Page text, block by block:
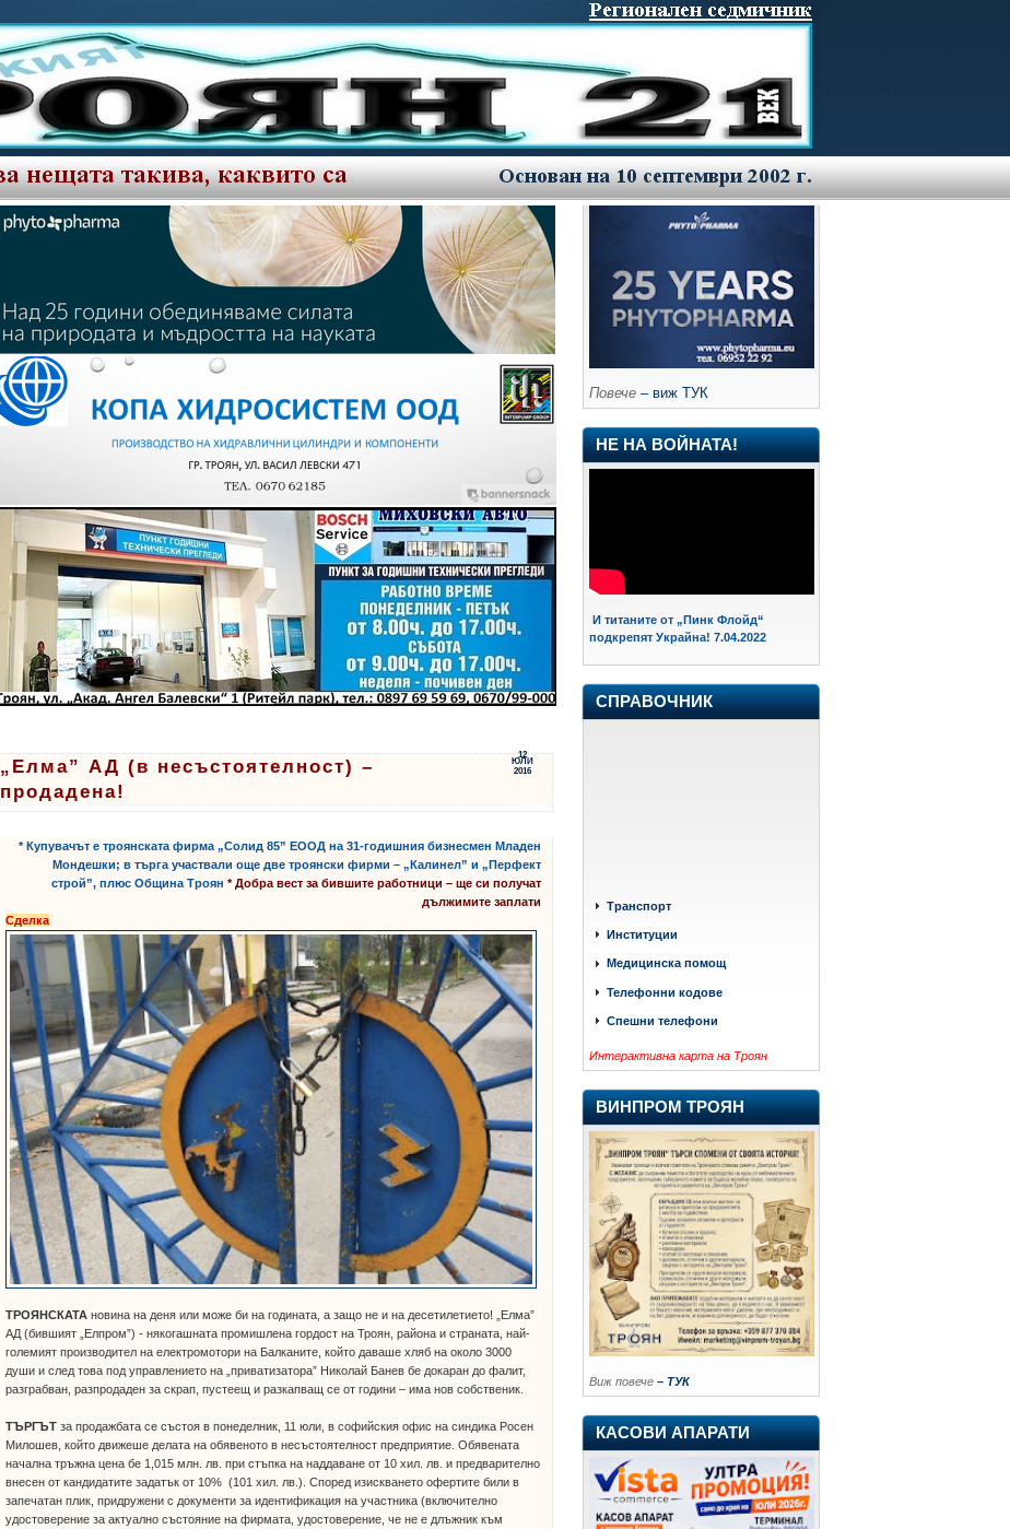
12
ЮЛИ
2016
„Елма” АД (в несъстоятелност) –
продадена!
* Купувачът е троянската фирма „Солид 85” ЕООД на 31-годишния бизнесмен Младен
Мондешки; в търга участвали още две троянски фирми – „Калинел” и „Перфект
строй”, плюс Община Троян * Добра вест за бившите работници – ще си получат
дължимите заплати
Сделка
ТРОЯНСКАТА новина на деня или може би на годината, а защо не и на десетилетието! „Елма”
АД (бившият „Елпром”) - някогашната промишлена гордост на Троян, района и страната, най-
големият производител на електромотори на Балканите, който даваше хляб на около 3000
души и след това под управлението на „приватизатора” Николай Банев бе докаран до фалит,
разграбван, разпродаден за скрап, пустеещ и разкапващ се от години – има нов собственик.
ТЪРГЪТ за продажбата се състоя в понеделник, 11 юли, в софийския офис на синдика Росен
Милошев, който движеше делата на обявеното в несъстоятелност предприятие. Обявената
начална тръжна цена бе 1,015 млн. лв. при стъпка на наддаване от 10 хил. лв. и предварително
внесен от кандидатите задатък от 10% (101 хил. лв.). Според изискването офертите били в
запечатан плик, придружени с документи за идентификация на участника (включително
удостоверение за актуално състояние на фирмата, удостоверение, че не е длъжник към
Повече – виж ТУК
НЕ НА ВОЙНАТА!
И титаните от „Пинк Флойд“
подкрепят Украйна! 7.04.2022
СПРАВОЧНИК
Транспорт
Институции
Медицинска помощ
Телефонни кодове
Спешни телефони
Интерактивна карта на Троян
ВИНПРОМ ТРОЯН
Виж повече – ТУК
КАСОВИ АПАРАТИ